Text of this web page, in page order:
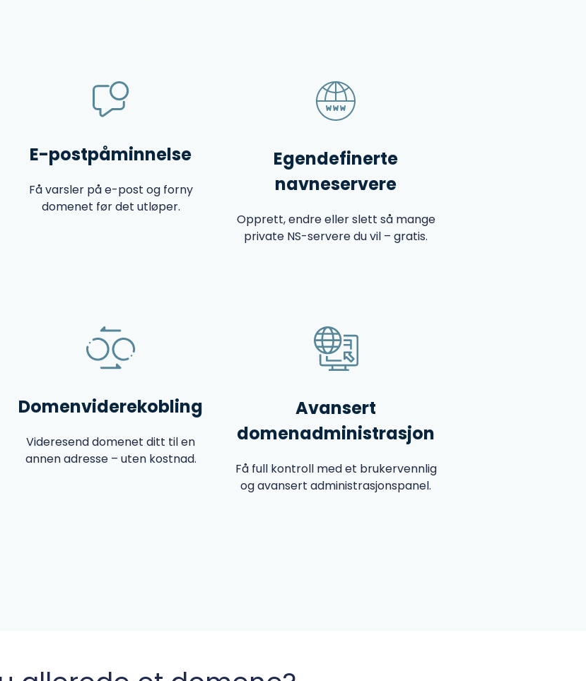
E-postpåminnelse
Få varsler på e-post og forny
domenet før det utløper.
Egendefinerte
navneservere
Opprett, endre eller slett så mange
private NS-servere du vil – gratis.
Domenviderekobling
Videresend domenet ditt til en
annen adresse – uten kostnad.
Avansert
domenadministrasjon
Få full kontroll med et brukervennlig
og avansert administrasjonspanel.